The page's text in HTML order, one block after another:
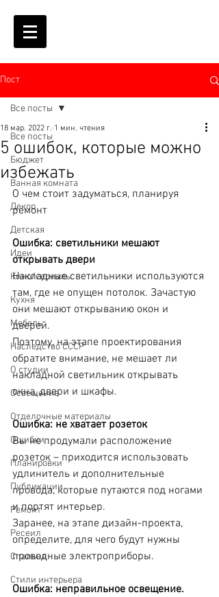
Пост
Все посты
Бюджет
Ванная комната
Декор
Детская
Идеи
Кино/сериалы
Кухня
Мебель
Наследство СССР
О студии
Освещение
Отделочные материалы
Ошибки
Планировки
Публикации
Ремонт
Ресеил
Спальня
Стили интерьера
Все посты
5 ошибок, которые можно
избежать
18 мар. 2022 г. 1 мин. чтения
О чем стоит задуматься, планируя
ремонт
Ошибка: светильники мешают
открывать двери
Накладные светильники используются
там, где не опущен потолок. Зачастую
они мешают открыванию окон и
дверей.
Поэтому, на этапе проектирования
обратите внимание, не мешает ли
накладной светильник открывать
окна, двери и шкафы.
Ошибка: не хватает розеток
Вы не продумали расположение
розеток – приходится использовать
удлинитель и дополнительные
провода, которые путаются под ногами
и портят интерьер.
Заранее, на этапе дизайн-проекта,
определите, для чего будут нужны
проводные электроприборы.
Ошибкa: неправильное освещение.